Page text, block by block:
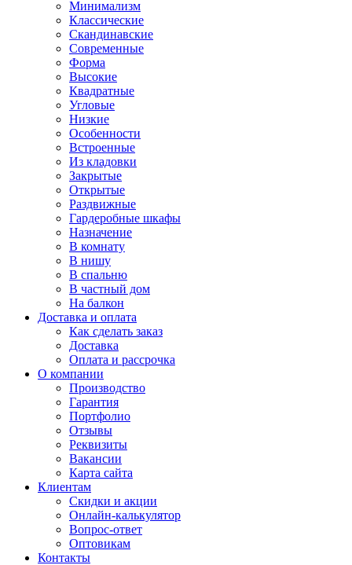
Минимализм
Классические
Скандинавские
Современные
Форма
Высокие
Квадратные
Угловые
Низкие
Особенности
Встроенные
Из кладовки
Закрытые
Открытые
Раздвижные
Гардеробные шкафы
Назначение
В комнату
В нишу
В спальню
В частный дом
На балкон
Доставка и оплата
Как сделать заказ
Доставка
Оплата и рассрочка
О компании
Производство
Гарантия
Портфолио
Отзывы
Реквизиты
Вакансии
Карта сайта
Клиентам
Скидки и акции
Онлайн-калькулятор
Вопрос-ответ
Оптовикам
Контакты